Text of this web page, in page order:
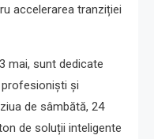
accelerarea tranziției
mai, sunt dedicate
profesioniști și
de sâmbătă, 24
de soluții inteligente